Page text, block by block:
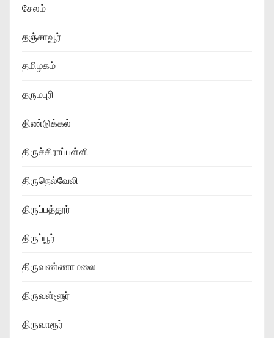
சேலம்
தஞ்சாவூர்
தமிழகம்
தருமபுரி
திண்டுக்கல்
திருச்சிராப்பள்ளி
திருநெல்வேலி
திருப்பத்தூர்
திருப்பூர்
திருவண்ணாமலை
திருவள்ளூர்
திருவாரூர்